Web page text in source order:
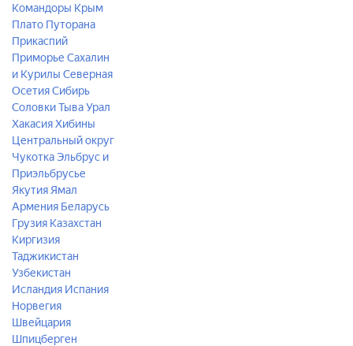
Командоры Крым
Плато Путорана
Прикаспий
Приморье Сахалин
и Курилы Северная
ОсетияСибирь
СоловкиТываУрал
ХакасияХибины
Центральный округ
ЧукоткаЭльбрус и
Приэльбрусье
Якутия Ямал
Армения Беларусь
Грузия Казахстан
Киргизия
Таджикистан
Узбекистан
Исландия Испания
Норвегия
Швейцария
Шпицберген